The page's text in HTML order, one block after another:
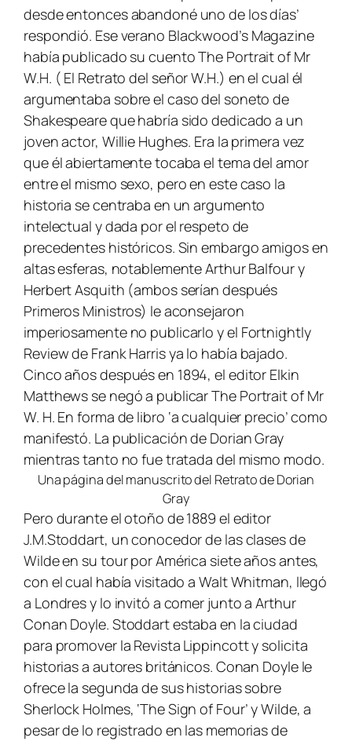
desde entonces abandoné uno de los días’
respondió. Ese verano Blackwood’s Magazine
había publicado su cuentoThe Portrait of Mr
W.H. ( El Retrato del señor W.H.) en el cual él
argumentaba sobre el caso del soneto de
Shakespeare que habría sido dedicado a un
joven actor, Willie Hughes. Era la primera vez
que él abiertamente tocaba el tema del amor
entre el mismo sexo, pero en este caso la
historia se centraba en un argumento
intelectual y dada por el respeto de
precedentes históricos. Sin embargo amigos en
altas esferas, notablemente Arthur Balfour y
Herbert Asquith (ambos serían después
Primeros Ministros) le aconsejaron
imperiosamente no publicarlo y el Fortnightly
Reviewde Frank Harris ya lo había bajado.
Cinco años después en 1894, el editor Elkin
Matthews se negó a publicarThe Portrait of Mr
W. H. En forma de libro ‘a cualquier precio’ como
manifestó. La publicación de Dorian Gray
mientras tanto no fue tratada del mismo modo.
Una página del manuscrito del Retrato de Dorian
Gray
Pero durante el otoño de 1889 el editor
J.M.Stoddart, un conocedor de las clases de
Wilde en su tour por América siete años antes,
con el cual había visitado a Walt Whitman, llegó
a Londres y lo invitó a comer junto a Arthur
Conan Doyle. Stoddart estaba en la ciudad
para promover la Revista Lippincotty solicita
historias a autores británicos. Conan Doyle le
ofrece la segunda de sus historias sobre
Sherlock Holmes, ‘The Sign of Four’ y Wilde, a
pesar de lo registrado en las memorias de